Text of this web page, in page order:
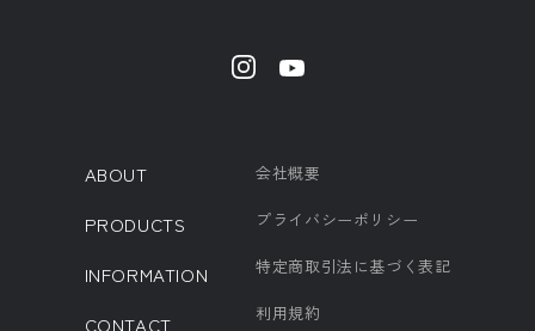
ABOUT
PRODUCTS
INFORMATION
CONTACT
会社概要
プライバシーポリシー
特定商取引法に基づく表記
利用規約